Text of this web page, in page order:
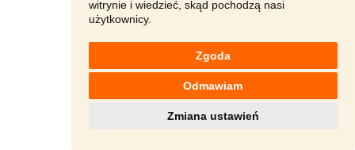
witrynie i wiedzieć, skąd pochodzą nasi
użytkownicy.
Zgoda
Odmawiam
Zmiana ustawień